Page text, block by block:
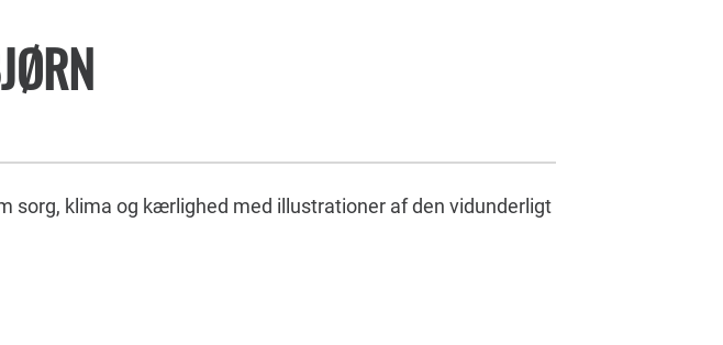
Temaer
sorg, klima og kærlighed med illustrationer af den vidunderligt